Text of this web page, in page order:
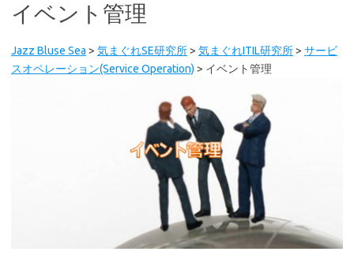
イベント管理
Jazz Bluse Sea > 気まぐれSE研究所> 気まぐれITIL研究所> サービ
スオペレーション(Service Operation) > イベント管理